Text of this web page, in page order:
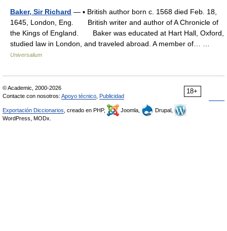
Baker, Sir Richard — ▪ British author born c. 1568 died Feb. 18,
1645, London, Eng. British writer and author of A Chronicle of
the Kings of England. Baker was educated at Hart Hall, Oxford,
studied law in London, and traveled abroad. A member of… …
Universalium
18+
© Academic, 2000-2026
Contacte con nosotros: Apoyo técnico Publicidad
Exportación Diccionarios , creado en PHP, Joomla,
Drupal,
WordPress, MODx.